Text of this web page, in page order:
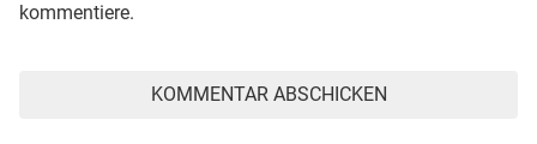
kommentiere.